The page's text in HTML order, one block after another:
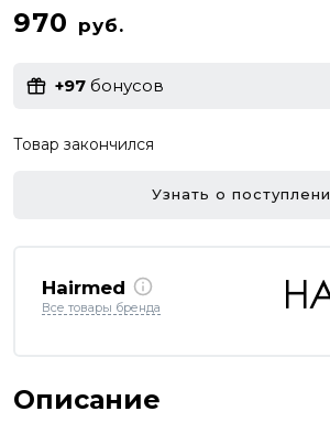
970 руб.
+97 бонусов
Товар закончился
Узнать о
Hairmed
Все товары бренда
Описание